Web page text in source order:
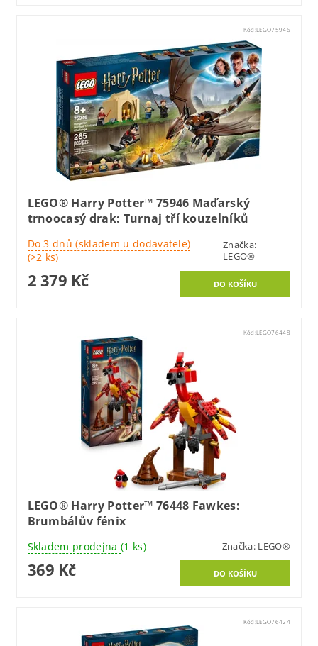
Kód:LEGO75946
LEGO® Harry Potter™ 75946 Maďarský
trnoocasý drak: Turnaj tří kouzelníků
Do 3 dnů (skladem u dodavatele)
(>2 ks)
Značka:
LEGO®
2 379 Kč
Kód:LEGO76448
LEGO® Harry Potter™ 76448 Fawkes:
Brumbálův fénix
Skladem prodejna (1 ks) Značka: LEGO®
369 Kč
Kód:LEGO76424